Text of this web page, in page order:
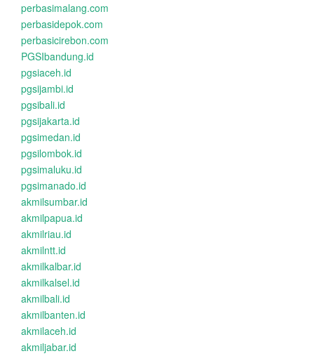
perbasimalang.com
perbasidepok.com
perbasicirebon.com
PGSIbandung.id
pgsiaceh.id
pgsijambi.id
pgsibali.id
pgsijakarta.id
pgsimedan.id
pgsilombok.id
pgsimaluku.id
pgsimanado.id
akmilsumbar.id
akmilpapua.id
akmilriau.id
akmilntt.id
akmilkalbar.id
akmilkalsel.id
akmilbali.id
akmilbanten.id
akmilaceh.id
akmiljabar.id